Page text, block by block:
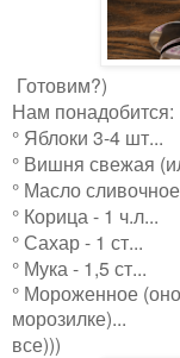
Готовим?)
Нам понадобится:
° Яблоки 3-4 шт...
° Вишня свежая
° Масло
° Корица - 1 ч.л...
°Сахар - 1 ст...
° Мука - 1,5 ст...
° Мороженное
морозилке)...
все)))